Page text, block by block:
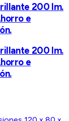
200 lm.
e
200 lm.
e